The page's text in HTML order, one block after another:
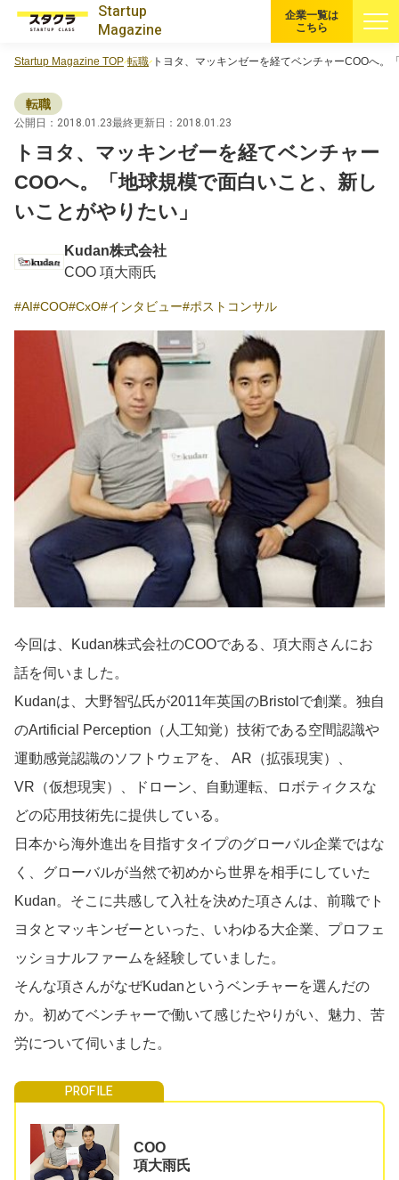
Startup
Magazine
注目スタートアップ
イベント・セミナー
特集記事
CEOインタビュー
大学発スタートアップ
導入事例
Startup Magazine
企業一覧は
こちら
Startup Magazine TOP 転職 トヨタ、マッキンゼーを経てベンチャーCOOへ
転職
公開日：2018.01.23最終更新日：2018.01.23
トヨタ、マッキンゼーを経てベンチャー
COOへ。「地球規模で面白いこと、新し
いことがやりたい」
Kudan株式会社
COO 項大雨氏
AI COO CxO インタビュー ポストコンサル
今回は、Kudan株式会社のCOOである、項大雨さんにお
話を伺いました。
Kudanは、大野智弘氏が2011年英国のBristolで創業。独自
のArtificial Perception（人工知覚）技術である空間認識や
運動感覚認識のソフトウェアを、 AR（拡張現実）、
VR（仮想現実）、ドローン、自動運転、ロボティクスな
どの応用技術先に提供している。
日本から海外進出を目指すタイプのグローバル企業ではな
く、グローバルが当然で初めから世界を相手にしていた
Kudan。そこに共感して入社を決めた項さんは、前職でト
ヨタとマッキンゼーといった、いわゆる大企業、プロフェ
ッショナルファームを経験していました。
そんな項さんがなぜKudanというベンチャーを選んだの
か。初めてベンチャーで働いて感じたやりがい、魅力、苦
労について伺いました。
COO
項大雨氏